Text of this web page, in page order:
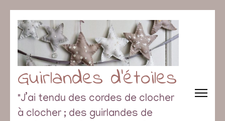
Guirlandes d’étoiles
"J’ai tendu des cordes de clocher
à clocher ; des guirlandes de